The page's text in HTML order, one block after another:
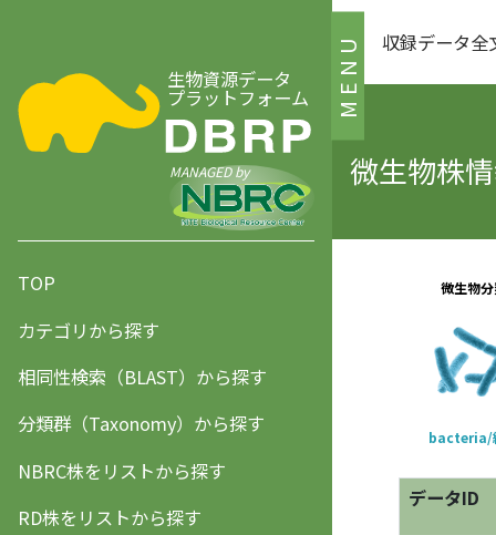
MENU
生物資源データ
プラットフォーム
MANAGED by
TOP
カテゴリから探す
相同性検索（BLAST）から探す
分類群（Taxonomy）から探す
NBRC株をリストから探す
RD株をリストから探す
収録データ全
微生物株
データID